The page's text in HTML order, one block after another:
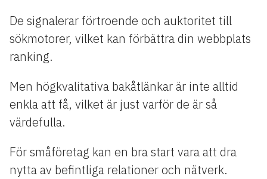
De signalerar förtroende och auktoritet till
sökmotorer, vilket kan förbättra din webbplats
ranking.
Men högkvalitativa bakåtlänkar är inte alltid
enkla att få, vilket är just varför de är så
värdefulla.
För småföretag kan en bra start vara att dra
nytta av befintliga relationer och nätverk.